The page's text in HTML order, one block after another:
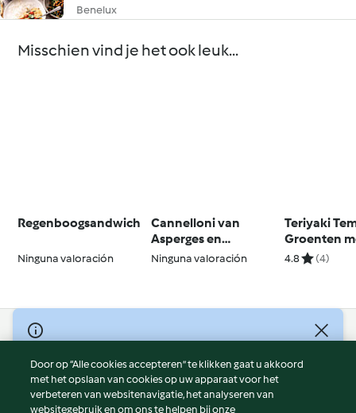
Benelux
Misschien vind je het ook leuk...
Regenboogsandwich
Ninguna valoración
Cannelloni van
Asperges en
Gerookte Zalm
Ninguna valoración
Teriyaki
Groenten
4.8 (4)
© Copyright 2026
Gebruiksvoorwaarden
Privacybeleid
Disclaimer
Door op “Alle cookies accepteren” te klikken gaat u akkoord
met het opslaan van cookies op uw apparaat voor het
verbeteren van websitenavigatie, het analyseren van
websitegebruik en om ons te helpen bij onze